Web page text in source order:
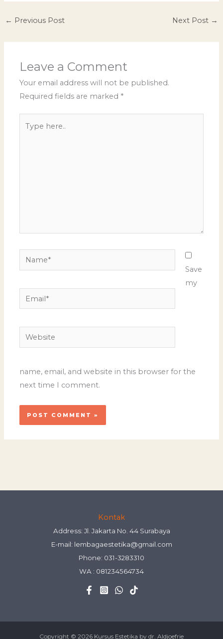
← Previous Post Next Post →
Leave a Comment
Your email address will not be published.
Required fields are marked *
Name*
Email*
Website
Save
my
name, email, and website in this browser for the
next time I comment.
Kontak
Address: Jl. Jakarta No. 44 Surabaya
E-mail: lembagaestetika@gmail.com
Phone: 031-3283310
WA : 081234564734
Copyright © 2026 Kursus Estetika by dr. Aldjoefrie